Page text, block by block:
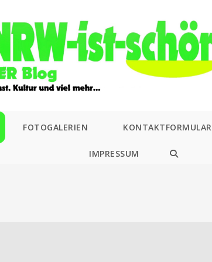
FOTOGALERIEN KONTAKTFORMULAR
IMPRESSUM
WEBSITE-